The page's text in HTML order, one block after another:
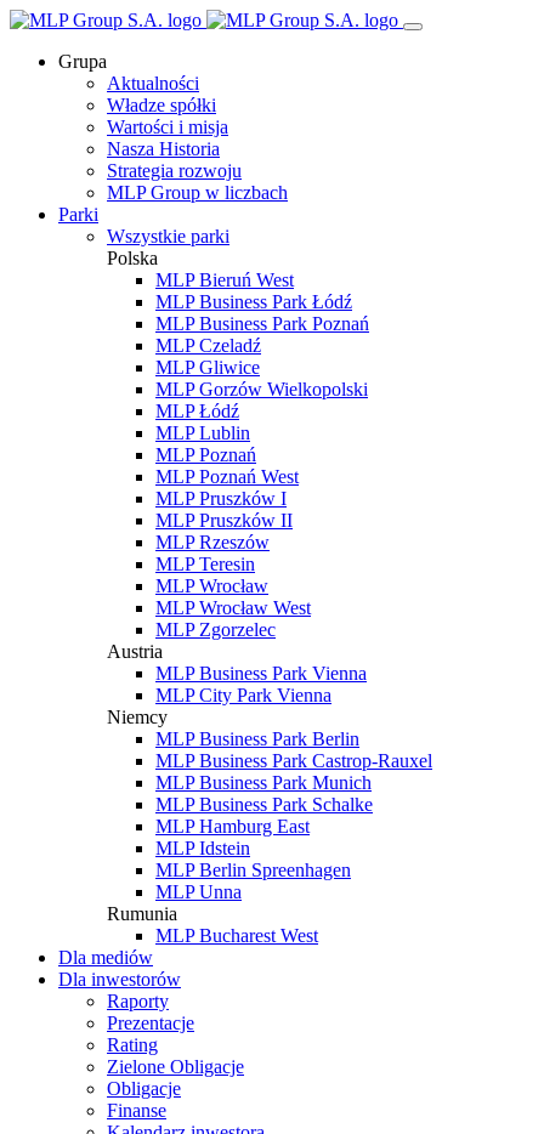
Grupa
Aktualności
Władze spółki
Wartości i misja
Nasza Historia
Strategia rozwoju
MLP Group w liczbach
Parki
Wszystkie parki
Polska
MLP Bieruń West
MLP Business Park Łódź
MLP Business Park Poznań
MLP Czeladź
MLP Gliwice
MLP Gorzów Wielkopolski
MLP Łódź
MLP Lublin
MLP Poznań
MLP Poznań West
MLP Pruszków I
MLP Pruszków II
MLP Rzeszów
MLP Teresin
MLP Wrocław
MLP Wrocław West
MLP Zgorzelec
Austria
MLP Business Park Vienna
MLP City Park Vienna
Niemcy
MLP Business Park Berlin
MLP Business Park Castrop-Rauxel
MLP Business Park Munich
MLP Business Park Schalke
MLP Hamburg East
MLP Idstein
MLP Berlin Spreenhagen
MLP Unna
Rumunia
MLP Bucharest West
Dla mediów
Dla inwestorów
Raporty
Prezentacje
Rating
Zielone Obligacje
Obligacje
Finanse